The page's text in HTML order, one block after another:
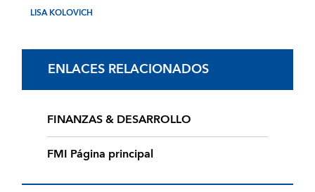
LISA KOLOVICH
ENLACES RELACIONADOS
FINANZAS & DESARROLLO
FMI Página principal